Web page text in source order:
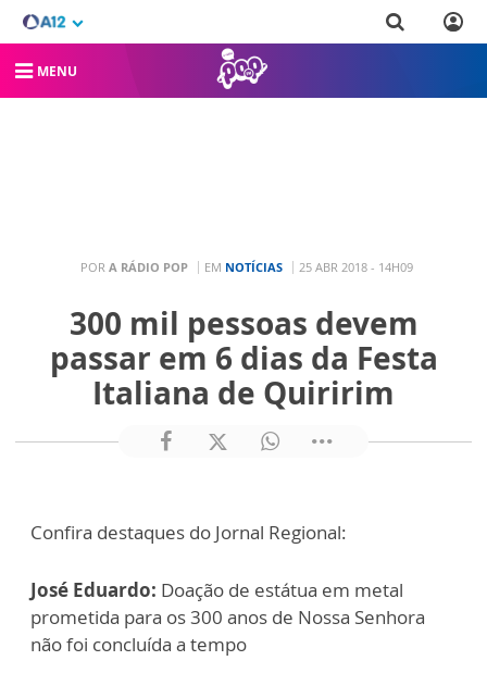
MENU
POR A RÁDIO POP EM NOTÍCIAS 25 ABR 2018 - 14H09
300 mil pessoas devem
passar em 6 dias da Festa
Italiana de Quiririm
Confira destaques do Jornal Regional:
José Eduardo: Doação de estátua em metal
prometida para os 300 anos de Nossa Senhora
não foi concluída a tempo